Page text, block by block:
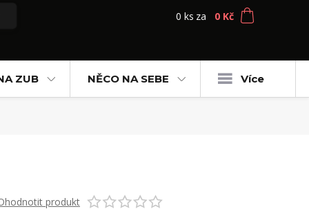
0 ks za 0 Kč
ZUB NĚCO NA SEBE Více
produkt